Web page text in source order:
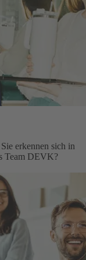
erkennen sich in
Team DEVK?